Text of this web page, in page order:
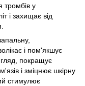
тромбів у
і захищає від
і пом'якшує
покращує
і зміцнює шкірну
стимулює